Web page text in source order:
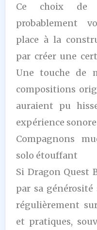
Ce choix de
probablement
place à la
par créer une
Une touche de
compositions
auraient pu
expérience
Compagnons
solo étouffant
Si Dragon Quest
par sa
régulièrement
et pratiques,